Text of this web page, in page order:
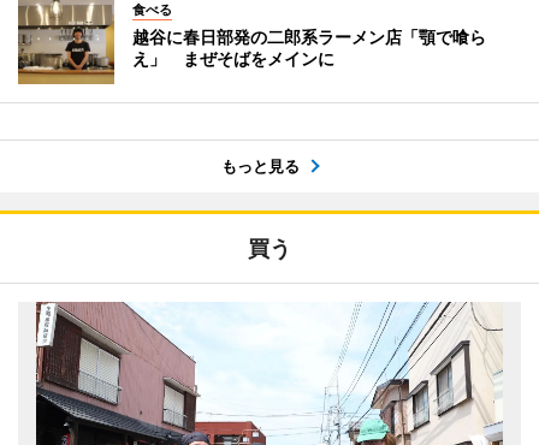
食べる
越谷に春日部発の二郎系ラーメン店「顎で喰ら
え」 まぜそばをメインに
もっと見る
買う